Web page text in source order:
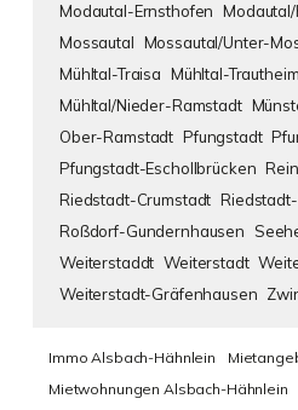
Modautal-Ernsthofen
Mossautal Mossautal/Unter-
Mühltal-Traisa Mühltal-Trautheim
Mühltal/Nieder-Ramstadt
Ober-Ramstadt Pfungstadt
Pfungstadt-Eschollbrücken
Riedstadt-Crumstadt
Roßdorf-Gundernhausen
Weiterstaddt Weiterstadt
Weiterstadt-Gräfenhausen
Immo Alsbach-Hähnlein
Mietwohnungen Alsbach-Hähnlein